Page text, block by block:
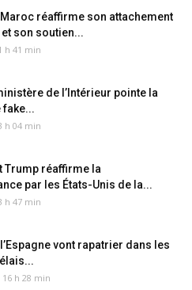
réaffirme son attachement
son soutien...
h 41 min
de l’Intérieur pointe la
h 04 min
Trump réaffirme la
par les États-Unis de la...
h 47 min
vont rapatrier dans les
h 28 min